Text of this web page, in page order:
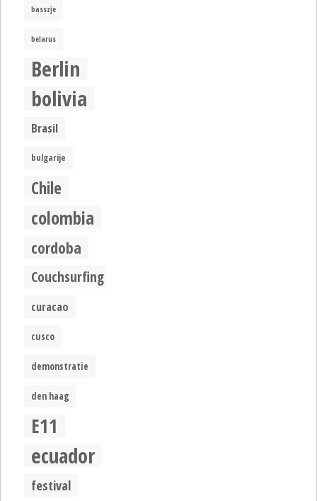
basszje
belarus
Berlin
bolivia
Brasil
bulgarije
Chile
colombia
cordoba
Couchsurfing
curacao
cusco
demonstratie
den haag
E11
ecuador
festival